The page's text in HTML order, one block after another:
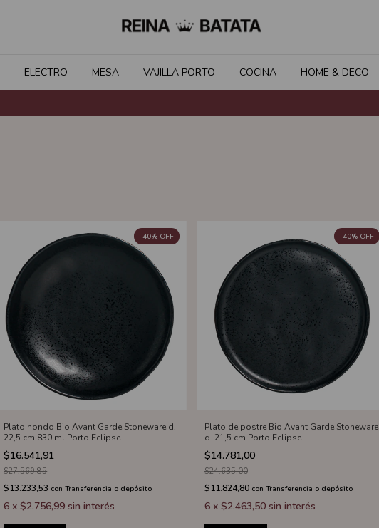
ELECTRO MESA VAJILLA PORTO COCINA HOME & DECO
Plato hondo Bio Avant Garde Stoneware d.
22,5 cm 830 ml Porto Eclipse
$16.541,91
-40% OFF
$27.569,85
$13.233,53 con Transferencia o depósito
6 x$2.756,99 sin interés
Plato de postre Bio Avant Garde Stoneware
d. 21,5 cm Porto Eclipse
$14.781,00
-40% OFF
$24.635,00
$11.824,80 con Transferencia o depósito
6 x $2.463,50 sin interés